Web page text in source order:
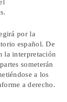
por la
español. De
la interpretación
someterán
a los
a derecho.